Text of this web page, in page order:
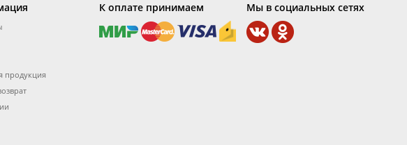
продукция
К оплате принимаем Мы в социальных сетях